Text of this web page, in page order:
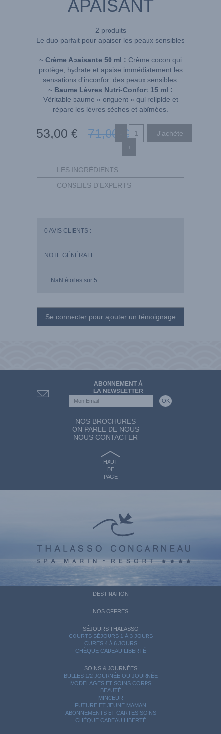
APAISANT
2 produits
Le duo parfait pour apaiser les peaux sensibles
:
~ Crème Apaisante 50 ml : Crème cocon qui
protège, hydrate et apaise immédiatement les
sensations d'inconfort des peaux sensibles.
~ Baume Lèvres Nutri-Confort 15 ml :
Véritable baume « onguent » qui relipide et
répare les lèvres sèches et abîmées.
53,00 € 71,00 €
-
+
LES INGRÉDIENTS
CONSEILS D'EXPERTS
0 AVIS CLIENTS :
NOTE GÉNÉRALE :
NaN étoiles sur 5
Se connecter pour ajouter un témoignage
ABONNEMENT À
LA NEWSLETTER
NOS BROCHURES
ON PARLE DE NOUS
NOUS CONTACTER
HAUT
DE
PAGE
DESTINATION
NOS OFFRES
SÉJOURS THALASSO
COURTS SÉJOURS 1 À 3 JOURS
CURES 4 À 6 JOURS
CHÈQUE CADEAU LIBERTÉ
SOINS & JOURNÉES
BULLES 1/2 JOURNÉE OU JOURNÉE
MODELAGES ET SOINS CORPS
BEAUTÉ
MINCEUR
FUTURE ET JEUNE MAMAN
ABONNEMENTS ET CARTES SOINS
CHÈQUE CADEAU LIBERTÉ